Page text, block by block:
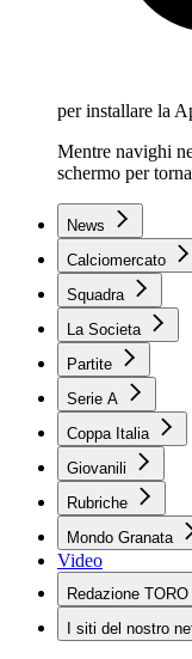
per installare la
Mentre navighi
schermo per
News
Calciomercato
Squadra
La Societa
Partite
Serie A
Coppa Italia
Giovanili
Rubriche
Mondo Granata
Video
Redazione
I siti del nostro